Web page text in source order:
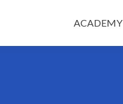
ACADEMY